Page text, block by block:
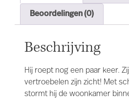
Beoordelingen (0)
Beschrijving
Hij roept nog een paar keer.
vertroebelen zijn zicht! Met
stormt hij de woonkamer